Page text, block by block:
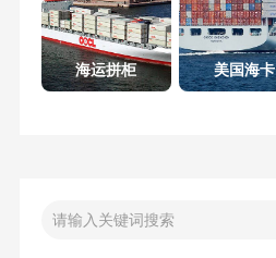
海运拼柜 美国海卡